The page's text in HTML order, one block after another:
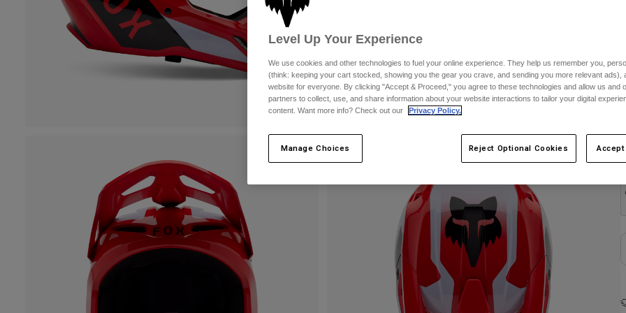
Level Up Your Experience
We use cookies and other technologies to fuel your online experience. They help us remember you,
(think: keeping your cart stocked, showing you the gear you crave, and sending you more relevant ads),
website for everyone. By clicking "Accept & Proceed," you agree to these technologies and allow us and
partners to collect, use, and share information about your website interactions to tailor your digital
content. Want more info? Check out our
Privacy Policy.
Manage Choices Reject Optional Cookies